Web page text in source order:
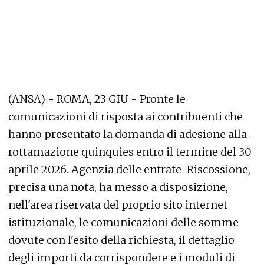
(ANSA) - ROMA, 23 GIU - Pronte le
comunicazioni di risposta ai contribuenti che
hanno presentato la domanda di adesione alla
rottamazione quinquies entro il termine del 30
aprile 2026. Agenzia delle entrate-Riscossione,
precisa una nota, ha messo a disposizione,
nell'area riservata del proprio sito internet
istituzionale, le comunicazioni delle somme
dovute con l'esito della richiesta, il dettaglio
degli importi da corrispondere e i moduli di